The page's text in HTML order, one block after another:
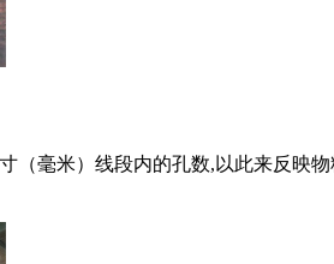
（毫米）线段内的孔数,以此来反映